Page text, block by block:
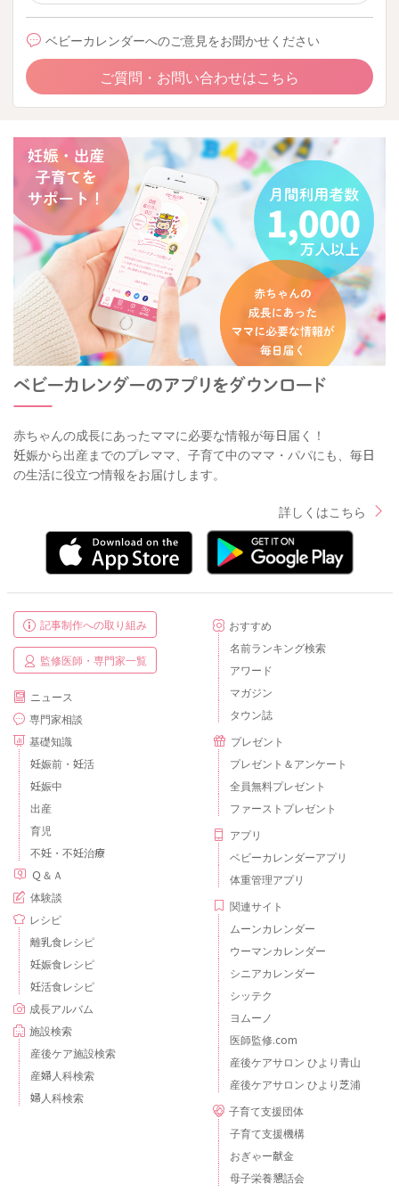
ベビーカレンダーへのご意見をお聞かせください
ご質問・お問い合わせはこちら
赤ちゃんの成長にあったママに必要な情報が毎日届く！
妊娠から出産までのプレママ、子育て中のママ・パパにも、毎日
の生活に役立つ情報をお届けします。
詳しくはこちら
記事制作への取り組み
監修医師・専門家一覧
ニュース
専門家相談
基礎知識
妊娠前・妊活
妊娠中
出産
育児
不妊・不妊治療
Ｑ＆Ａ
体験談
レシピ
離乳食レシピ
妊娠食レシピ
妊活食レシピ
成長アルバム
施設検索
産後ケア施設検索
産婦人科検索
婦人科検索
おすすめ
名前ランキング検索
アワード
マガジン
タウン誌
プレゼント
プレゼント＆アンケート
全員無料プレゼント
ファーストプレゼント
アプリ
ベビーカレンダーアプリ
体重管理アプリ
関連サイト
ムーンカレンダー
ウーマンカレンダー
シニアカレンダー
シッテク
ヨムーノ
医師監修.com
産後ケアサロン ひより青山
産後ケアサロン ひより芝浦
子育て支援団体
子育て支援機構
おぎゃー献金
母子栄養懇話会